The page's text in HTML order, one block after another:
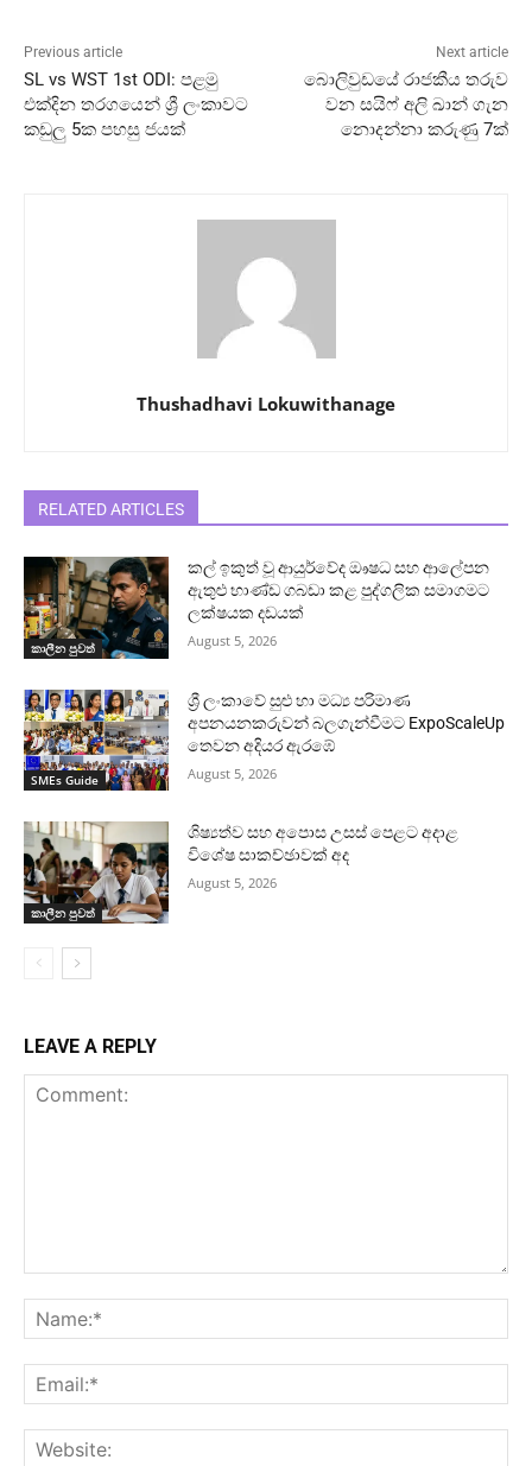
Previous article
SL vs WST 1st ODI: පළමු
එක්දින තරගයෙන් ශ්‍රී ලංකාවට
කඩුලු 5ක පහසු ජයක්
Next article
බොලිවුඩයේ රාජකීය තරුව
වන සයිෆ් අලි ඛාන් ගැන
නොදන්නා කරුණු 7ක්
Thushadhavi Lokuwithanage
RELATED ARTICLES
කාලීන පුවත්
කල් ඉකුත් වූ ආයුර්වේද ඖෂධ සහ ආලේපන
ඇතුළු භාණ්ඩ ගබඩා කළ පුද්ගලික සමාගමට
ලක්ෂයක දඩයක්
August 5, 2026
SMEs Guide
ශ්‍රී ලංකාවේ සුළු හා මධ්‍ය පරිමාණ
අපනයනකරුවන් බලගැන්වීමට ExpoScaleUp
තෙවන අදියර ඇරඹේ
August 5, 2026
කාලීන පුවත්
ශිෂ්‍යත්ව සහ අපොස උසස් පෙළට අදාළ
විශේෂ සාකච්ඡාවක් අද
August 5, 2026
LEAVE A REPLY